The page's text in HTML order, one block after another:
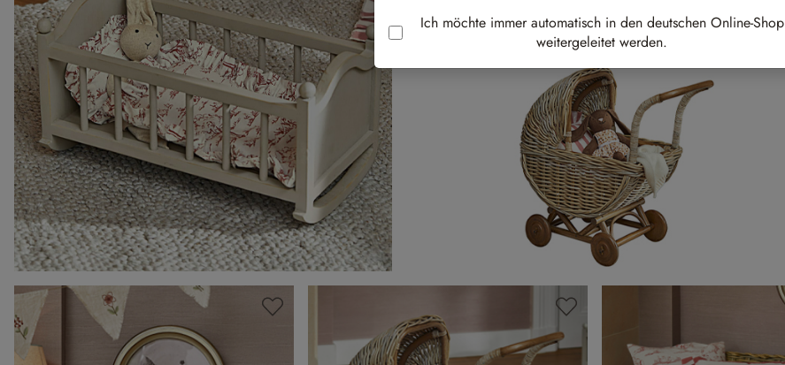
Ich möchte immer automatisch in den deutschen Online-Shop
weitergeleitet werden.